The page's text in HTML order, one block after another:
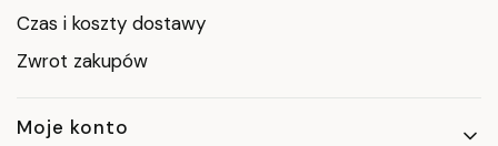
Czas i koszty dostawy
Zwrot zakupów
Moje konto